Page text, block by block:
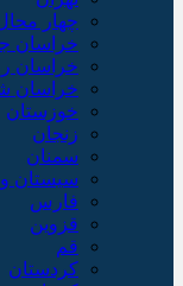
چهار
خراسان
خراسان
خراسان
خوزستان
زنجان
سمنان
سیستان
فارس
قزوین
قم
کردستان